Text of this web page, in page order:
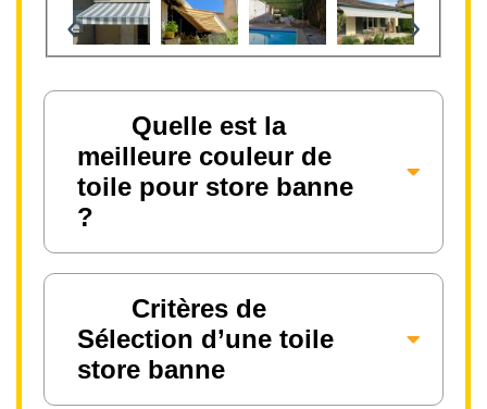
‹ ›
Quelle est la
meilleure couleur de
toile pour store banne
?
Critères de
Sélection d’une toile
store banne